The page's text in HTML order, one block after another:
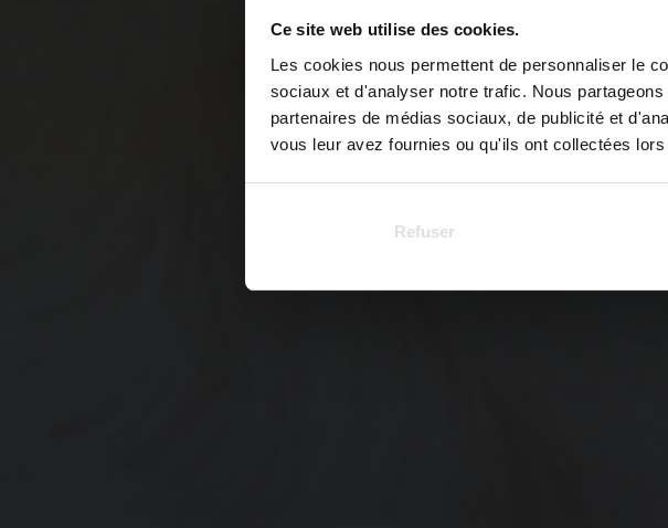
Ce site web utilise des cookies.
Les cookies nous permettent de personnaliser le
sociaux et d'analyser notre trafic. Nous
partenaires de médias sociaux, de publicité et
vous leur avez fournies ou qu'ils ont collectées
Refuser